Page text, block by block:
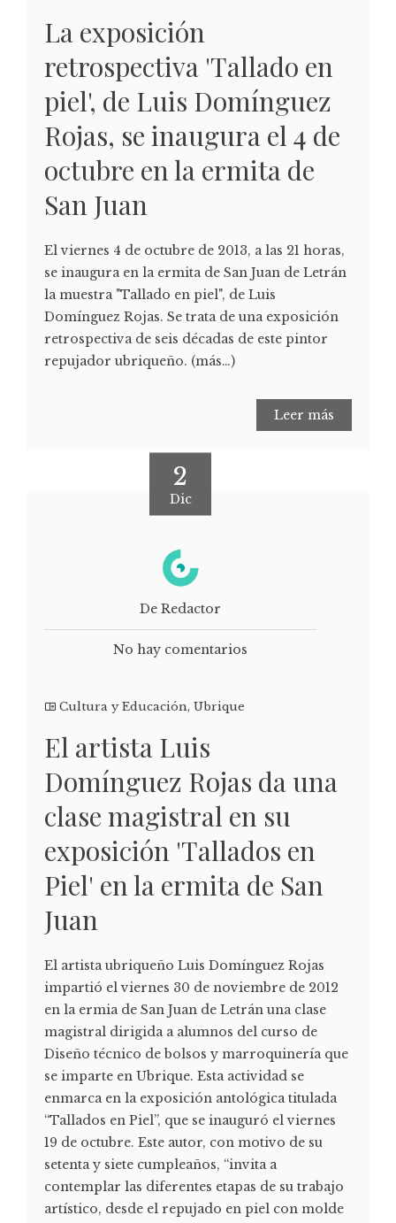
La exposición
retrospectiva 'Tallado en
piel', de Luis Domínguez
Rojas, se inaugura el 4 de
octubre en la ermita de
San Juan
El viernes 4 de octubre de 2013, a las 21 horas,
se inaugura en la ermita de San Juan de Letrán
la muestra "Tallado en piel", de Luis
Domínguez Rojas. Se trata de una exposición
retrospectiva de seis décadas de este pintor
repujador ubriqueño. (más…)
Leer más
2
Dic
De Redactor
No hay comentarios
Cultura y Educación, Ubrique
El artista Luis
Domínguez Rojas da una
clase magistral en su
exposición 'Tallados en
Piel' en la ermita de San
Juan
El artista ubriqueño Luis Domínguez Rojas
impartió el viernes 30 de noviembre de 2012
en la ermia de San Juan de Letrán una clase
magistral dirigida a alumnos del curso de
Diseño técnico de bolsos y marroquinería que
se imparte en Ubrique. Esta actividad se
enmarca en la exposición antológica titulada
“Tallados en Piel”, que se inauguró el viernes
19 de octubre. Este autor, con motivo de su
setenta y siete cumpleaños, “invita a
contemplar las diferentes etapas de su trabajo
artístico, desde el repujado en piel con molde